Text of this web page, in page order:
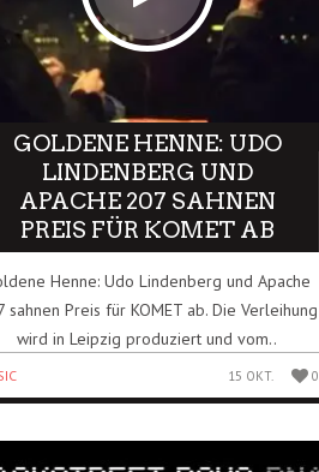
GOLDENE HENNE: UDO
LINDENBERG UND
APACHE 207 SAHNEN
PREIS FÜR KOMET AB
Henne: Udo Lindenberg und Apache
sahnen Preis für KOMET ab. Die Verleihung
wird in Leipzig produziert und vom..
15 OKT. 0